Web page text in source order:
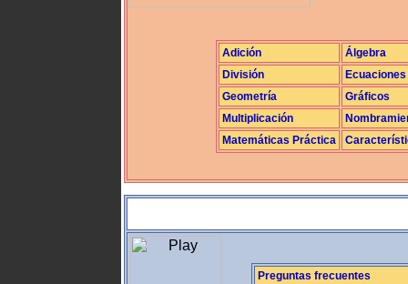
Adición
Álgebra
División
Ecuaciones
Geometría
Gráficos
Multiplicación
Matemáticas Práctica
Preguntas frecuentes